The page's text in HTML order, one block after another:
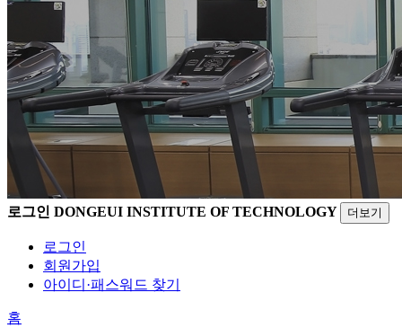
로그인 DONGEUI INSTITUTE OF TECHNOLOGY 더보기
로그인
회원가입
아이디·패스워드 찾기
홈